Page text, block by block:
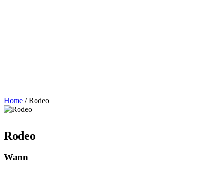
Home /Rodeo
Rodeo
Wann